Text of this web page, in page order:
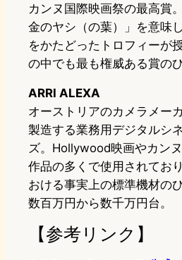
カンヌ国際映画祭の最高賞
金のヤシ（の葉）」を意味
をかたどったトロフィーが
の中でも最も権威ある賞の
ARRI ALEXA
オーストリアのカメラメー
製造する業務用デジタルシ
ズ。Hollywood映画やカン
作品の多くで使用されてお
おける事実上の標準機材の
数百万円から数千万円台。
【参考リンク】